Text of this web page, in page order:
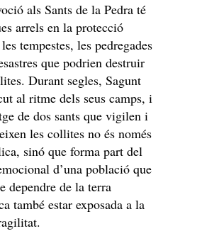
als Sants de la Pedra té
arrels en la protecció
tempestes, les pedregades
que podrien destruir
Durant segles, Sagunt
al ritme dels seus camps, i
de dos sants que vigilen i
les collites no és només
sinó que forma part del
d’una població que
dependre de la terra
també estar exposada a la